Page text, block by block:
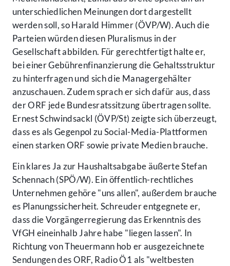
unterschiedlichen Meinungen dort dargestellt
werden soll, so Harald Himmer (ÖVP/W). Auch die
Parteien würden diesen Pluralismus in der
Gesellschaft abbilden. Für gerechtfertigt halte er,
bei einer Gebührenfinanzierung die Gehaltsstruktur
zu hinterfragen und sich die Managergehälter
anzuschauen. Zudem sprach er sich dafür aus, dass
der ORF jede Bundesratssitzung übertragen sollte.
Ernest Schwindsackl (ÖVP/St) zeigte sich überzeugt,
dass es als Gegenpol zu Social-Media-Plattformen
einen starken ORF sowie private Medien brauche.
Ein klares Ja zur Haushaltsabgabe äußerte Stefan
Schennach (SPÖ/W). Ein öffentlich-rechtliches
Unternehmen gehöre "uns allen", außerdem brauche
es Planungssicherheit. Schreuder entgegnete er,
dass die Vorgängerregierung das Erkenntnis des
VfGH eineinhalb Jahre habe "liegen lassen". In
Richtung von Theuermann hob er ausgezeichnete
Sendungen des ORF, Radio Ö1 als "weltbesten